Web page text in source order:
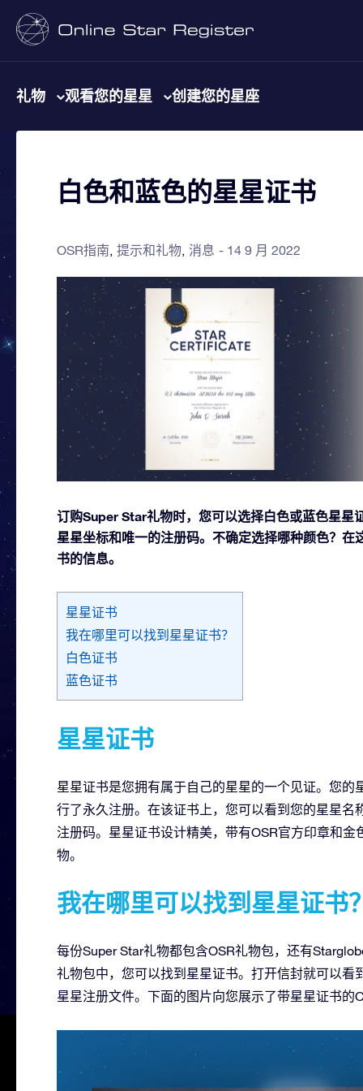
礼物 观看您的星星 创建您的星座
白色和蓝色的星星证书
OSR指南 提示和礼物 消息 14 9 月 2022
订购Super Star礼物时，您可以选择白色或蓝色星星
星星坐标和唯一的注册码。不确定选择哪种颜色？
书的信息。
星星证书
我在哪里可以找到星星证书？
白色证书
蓝色证书
星星证书
星星证书是您拥有属于自己的星星的一个见证。您
行了永久注册。在该证书上，您可以看到您的星星
注册码。星星证书设计精美，带有OSR官方印章和
物。
我在哪里可以找到星星证书
每份Super Star礼物都包含OSR礼物包，还有
礼物包中，您可以找到星星证书。打开信封就可以
星星注册文件。下面的图片向您展示了带星星证书的